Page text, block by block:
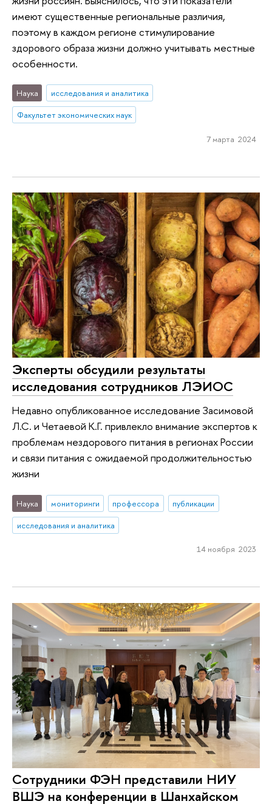
имеют существенные региональные различия,
поэтому в каждом регионе стимулирование
здорового образа жизни должно учитывать местные
особенности.
Наука
исследования и аналитика
Факультет экономических наук
7 марта 2024
Эксперты обсудили результаты
исследования сотрудников ЛЭИОС
Недавно опубликованное исследование Засимовой
Л.С. и Четаевой К.Г. привлекло внимание экспертов к
проблемам нездорового питания в регионах России
и связи питания с ожидаемой продолжительностью
жизни
Наука мониторинги профессора
публикации
исследования и аналитика
14 ноября 2023
Сотрудники ФЭН представили НИУ
ВШЭ на конференции в Шанхайском